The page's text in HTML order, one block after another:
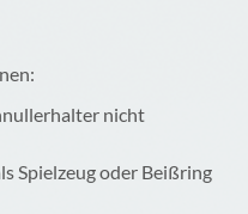
nicht
Spielzeug oder Beißring